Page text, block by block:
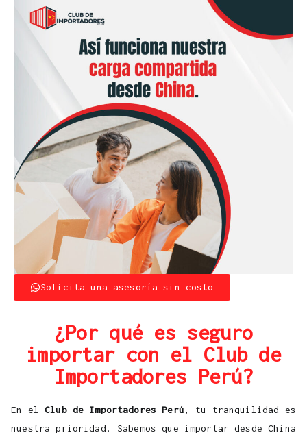
Solicita una asesoría sin costo
¿Por qué es seguro
importar con el Club de
Importadores Perú?
En elClub de Importadores Perú, tu tranquilidad es
nuestra prioridad. Sabemos que importar desde China